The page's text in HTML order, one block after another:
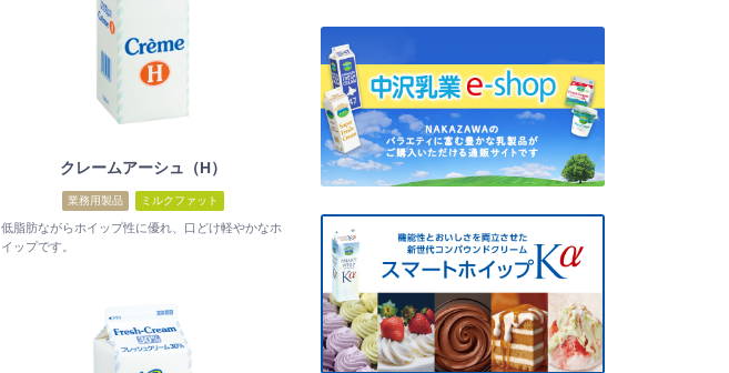
クレームアーシュ（H）
業務用製品 ミルクファット
低脂肪ながらホイップ性に優れ、口どけ軽やかなホ
イップです。